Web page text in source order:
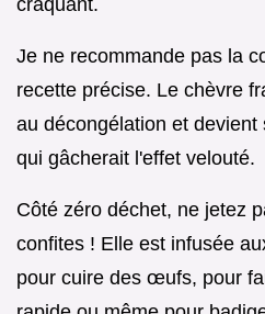
craquant.
Je ne recommande pas la
recette précise. Le chèvre
au décongélation et
qui gâcherait l'effet velouté.
Côté zéro déchet, ne jetez
confites ! Elle est infusée
pour cuire des œufs, pour